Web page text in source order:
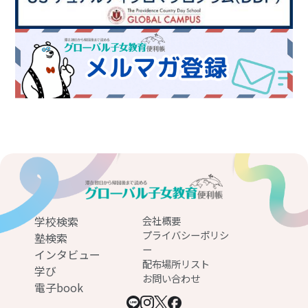
学校検索
塾検索
インタビュー
学び
電子book
会社概要
プライバシーポリシ
ー
配布場所リスト
お問い合わせ